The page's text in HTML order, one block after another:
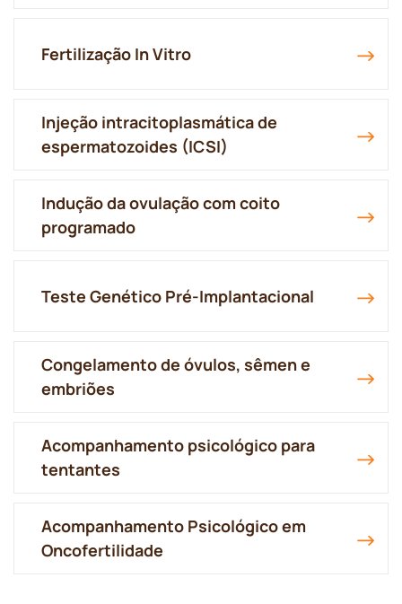
Fertilização In Vitro
Injeção intracitoplasmática de
espermatozoides (ICSI)
Indução da ovulação com coito
programado
Teste Genético Pré-Implantacional
Congelamento de óvulos, sêmen e
embriões
Acompanhamento psicológico para
tentantes
Acompanhamento Psicológico em
Oncofertilidade